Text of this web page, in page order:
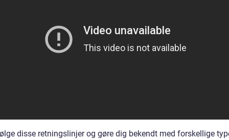
disse retningslinjer og gøre dig bekendt med forskellige